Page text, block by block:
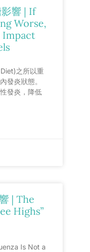
響 | If
Worse,
Impact
之所以重
發炎狀態。
發炎，降低
| The
Highs”
Is Not a